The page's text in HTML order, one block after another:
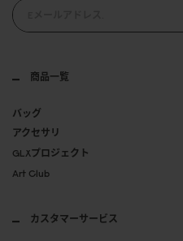
商品一覧
バッグ
アクセサリ
GLXプロジェクト
Art Club
カスタマーサービス